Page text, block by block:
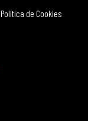
Política de Cookies